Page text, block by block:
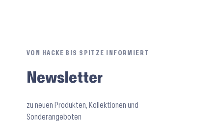
VON HACKE BIS SPITZE INFORMIERT
Newsletter
zu neuen Produkten, Kollektionen und
Sonderangeboten